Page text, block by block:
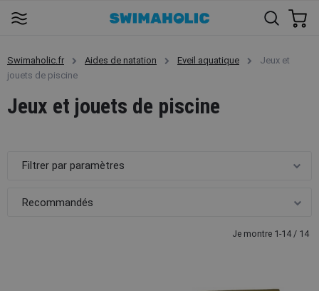
Swimaholic.fr Aides de natation Eveil aquatique
Jeux et
jouets de piscine
Jeux et jouets de piscine
Filtrer par paramètres
Je montre 1-14 / 14